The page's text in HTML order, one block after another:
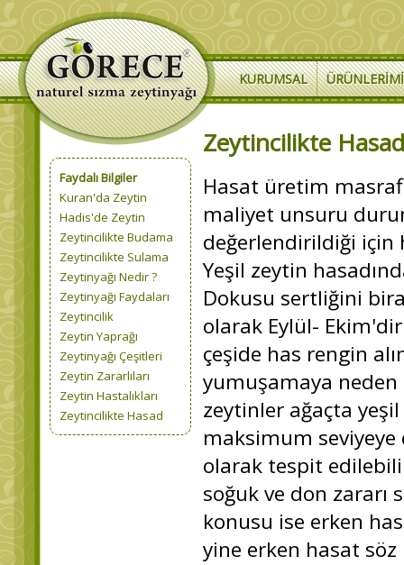
KURUMSAL
Faydalı Bilgiler
Kuran'da Zeytin
Hadis'de Zeytin
Zeytincilikte Budama
Zeytincilikte Sulama
Zeytinyağı Nedir ?
Zeytinyağı Faydaları
Zeytincilik
Zeytin Yaprağı
Zeytinyağı Çeşitleri
Zeytin Zararlıları
Zeytin Hastalıkları
Zeytincilikte Hasad
Zeytincilikte Hasad
Hasat üretim
maliyet unsuru
değerlendirildiği için
Yeşil zeytin
Dokusu sertliğini
olarak Eylül-
çeşide has rengin
yumuşamaya neden
zeytinler ağaçta yeşil
maksimum seviyeye
olarak tespit
soğuk ve don zararı
konusu ise erken
yine erken hasat